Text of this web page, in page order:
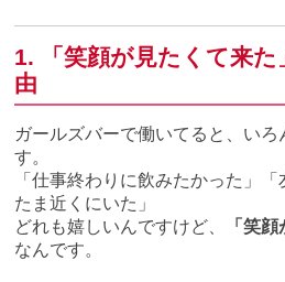
1. 「笑顔が見たくて来
由
ガールズバーで働いてると、いろ
す。
「仕事終わりに飲みたかった」
たま近くにいた」
どれも嬉しいんですけど、
「笑
なんです。